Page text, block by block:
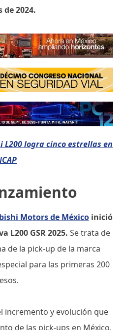
de 2024.
L200 logra cinco estrellas en
Motors de México inició
L200 GSR 2025. Se trata de
de la pick-up de la marca
para las primeras 200
incremento y evolución que
de las pick-ups en México.